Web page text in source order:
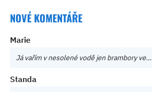
NOVÉ KOMENTÁŘE
Marie
Já vařím v nesolené vodě jen brambory ve…
Standa